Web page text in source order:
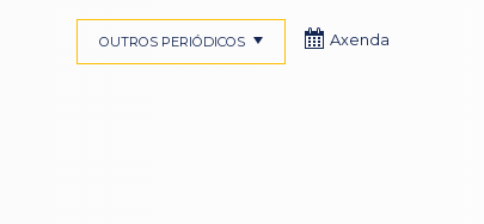
OUTROS PERIÓDICOS Axenda